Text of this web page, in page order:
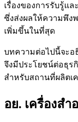
เรื่องของการรับรู้แ
ซึ่งส่งผลให้ความพึง
เพิ่มขึ้นในที่สุด
บทความต่อไปนี้จะอ
จึงมีประโยชน์ต่อธุร
สำหรับสถานที่ผลิตเ
อย. เครื่องสำ